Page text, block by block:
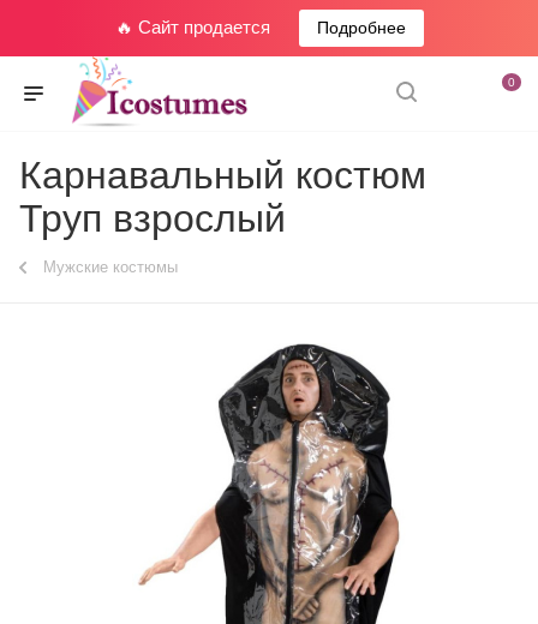
🔥 Сайт продается Подробнее
0
Карнавальный костюм
Труп взрослый
Мужские костюмы